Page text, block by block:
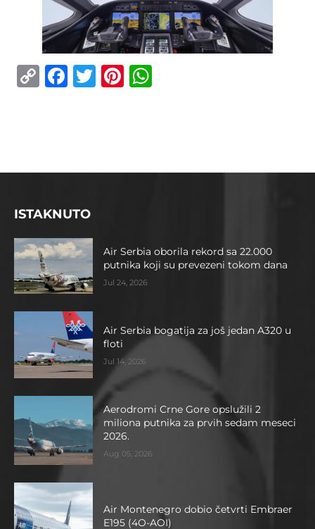
CopyFacebook
TwitterPinterest
ISTAKNUTO
Air Serbia oborila rekord sa 22.000
putnika koji su prevezeni tokom dana
Jul 24, 2026
Air Serbia bogatija za još jedan A320 u
floti
Jul 14, 2026
Aerodromi Crne Gore opslužili 2
miliona putnika za prvih sedam meseci
2026.
Aug 05, 2026
Air Montenegro dobio četvrti Embraer
E195 (4O-AOI)